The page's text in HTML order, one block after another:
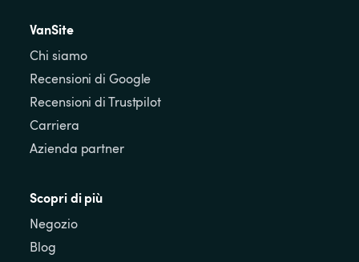
VanSite
Chi siamo
Recensioni di Google
Recensioni di Trustpilot
Carriera
Azienda partner
Scopri di più
Negozio
Blog